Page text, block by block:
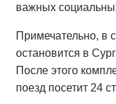
важных
Примечательно, в
остановится в
После этого
поезд посетит 24